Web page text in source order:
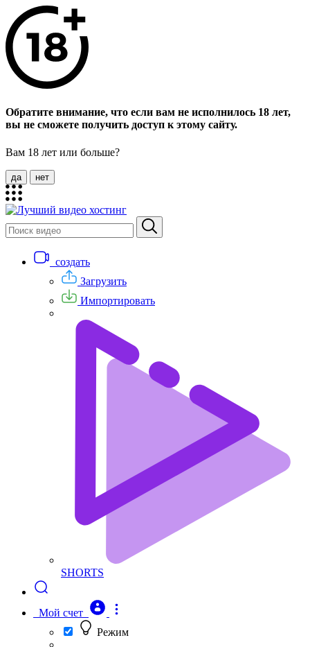
Обратите внимание, что если вам не исполнилось 18 лет,
вы не сможете получить доступ к этому сайту.
Вам 18 лет или больше?
да нет
создать
Загрузить
Импортировать
SHORTS
Мой счет
Режим